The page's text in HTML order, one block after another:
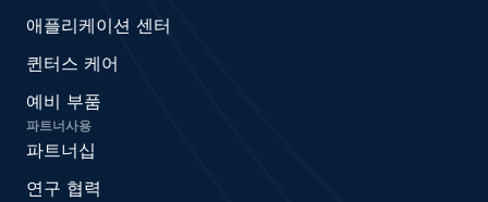
애플리케이션 센터
퀸터스 케어
예비 부품
파트너사용
파트너십
연구 협력